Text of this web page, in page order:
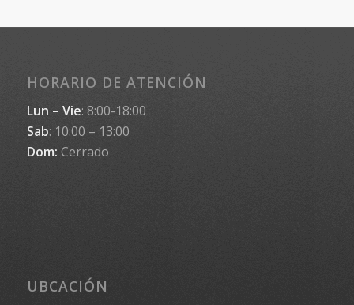
HORARIO DE ATENCIÓN
Lun – Vie: 8:00-18:00
Sab: 10:00 – 13:00
Dom: Cerrado
UBCACIÓN